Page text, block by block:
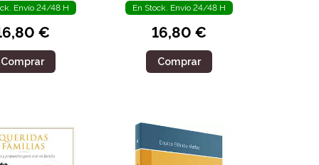
Envío 24/48 H
€
Comprar
En Stock. Envío 24/48 H
16,80 €
Comprar